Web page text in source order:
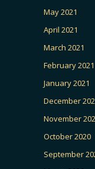
May 2021
April 2021
March 2021
February 2021
January 2021
December
November
October 2020
September